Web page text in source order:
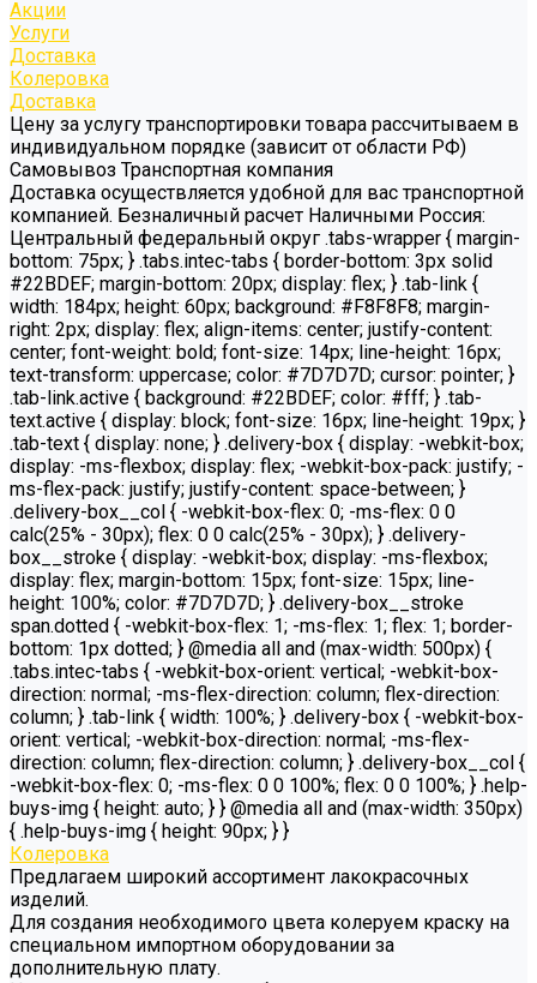
Акции
Услуги
Доставка
Колеровка
Доставка
Цену за услугу транспортировки товара рассчитываем в
индивидуальном порядке (зависит от области РФ)
Самовывоз Транспортная компания
Доставка осуществляется удобной для вас транспортной
компанией. Безналичный расчет Наличными Россия:
Центральный федеральный округ .tabs-wrapper { margin-
bottom: 75px; } .tabs.intec-tabs { border-bottom: 3px solid
#22BDEF; margin-bottom: 20px; display: flex; } .tab-link {
width: 184px; height: 60px; background: #F8F8F8; margin-
right: 2px; display: flex; align-items: center; justify-content:
center; font-weight: bold; font-size: 14px; line-height: 16px;
text-transform: uppercase; color: #7D7D7D; cursor: pointer; }
.tab-link.active { background: #22BDEF; color: #fff; } .tab-
text.active { display: block; font-size: 16px; line-height: 19px; }
.tab-text { display: none; } .delivery-box { display: -webkit-box;
display: -ms-flexbox; display: flex; -webkit-box-pack: justify; -
ms-flex-pack: justify; justify-content: space-between; }
.delivery-box__col { -webkit-box-flex: 0; -ms-flex: 0 0
calc(25% - 30px); flex: 0 0 calc(25% - 30px); } .delivery-
box__stroke { display: -webkit-box; display: -ms-flexbox;
display: flex; margin-bottom: 15px; font-size: 15px; line-
height: 100%; color: #7D7D7D; } .delivery-box__stroke
span.dotted { -webkit-box-flex: 1; -ms-flex: 1; flex: 1; border-
bottom: 1px dotted; } @media all and (max-width: 500px) {
.tabs.intec-tabs { -webkit-box-orient: vertical; -webkit-box-
direction: normal; -ms-flex-direction: column; flex-direction:
column; } .tab-link { width: 100%; } .delivery-box { -webkit-box-
orient: vertical; -webkit-box-direction: normal; -ms-flex-
direction: column; flex-direction: column; } .delivery-box__col {
-webkit-box-flex: 0; -ms-flex: 0 0 100%; flex: 0 0 100%; } .help-
buys-img { height: auto; } } @media all and (max-width: 350px)
{ .help-buys-img { height: 90px; } }
Колеровка
Предлагаем широкий ассортимент лакокрасочных
изделий.
Для создания необходимого цвета колеруем краску на
специальном импортном оборудовании за
дополнительную плату.